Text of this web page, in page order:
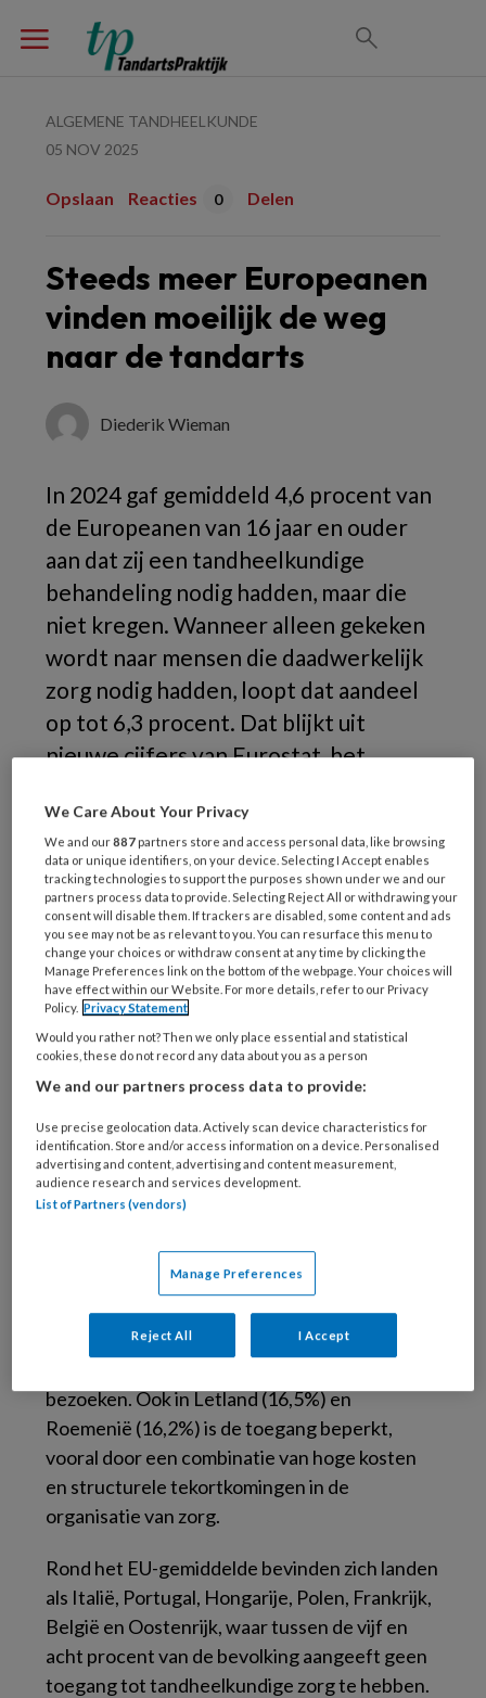
ALGEMENE TANDHEELKUNDE
05 NOV 2025
Opslaan Reacties 0 Delen
Steeds meer Europeanen
vinden moeilijk de weg
naar de tandarts
Diederik Wieman
In 2024 gaf gemiddeld 4,6 procent van
de Europeanen van 16 jaar en ouder
aan dat zij een tandheelkundige
behandeling nodig hadden, maar die
niet kregen. Wanneer alleen gekeken
wordt naar mensen die daadwerkelijk
zorg nodig hadden, loopt dat aandeel
op tot 6,3 procent. Dat blijkt uit
nieuwe cijfers van Eurostat, het
Unie.
© NiroDesign / Gettty Images / iStock
De belangrijkste oorzaken van de onvervulde
mondzorgbehoefte zijn financiële drempels,
tandartspraktijken. Achter het Europese
gemiddelde gaan echter grote verschillen per
lidstaat schuil. In Griekenland is het probleem
het grootst: ruim 27 procent van de mensen
bezoeken. Ook in Letland (16,5%) en
Roemenië (16,2%) is de toegang beperkt,
vooral door een combinatie van hoge kosten
en structurele tekortkomingen in de
organisatie van zorg.
Rond het EU-gemiddelde bevinden zich landen
als Italië, Portugal, Hongarije, Polen, Frankrijk,
België en Oostenrijk, waar tussen de vijf en
acht procent van de bevolking aangeeft geen
toegang tot tandheelkundige zorg te hebben.
We Care About Your Privacy
We and our887 partners store and access personal data, like browsing
data or unique identifiers, on your device. Selecting I Accept enables
tracking technologies to support the purposes shown under we and our
partners process data to provide. Selecting Reject All or withdrawing your
consent will disable them. If trackers are disabled, some content and ads
you see may not be as relevant to you. You can resurface this menu to
change your choices or withdraw consent at any time by clicking the
Manage Preferences link on the bottom of the webpage. Your choices will
have effect within our Website. For more details, refer to our Privacy
Policy. Privacy Statement
Would you rather not? Then we only place essential and statistical
cookies, these do not record any data about you as a person
We and our partners process data to provide:
Use precise geolocation data. Actively scan device characteristics for
identification. Store and/or access information on a device. Personalised
advertising and content, advertising and content measurement,
audience research and services development.
List of Partners (vendors)
Manage Preferences
Reject All I Accept